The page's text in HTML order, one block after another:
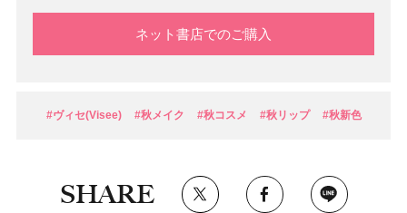
ネット書店でのご購入
#ヴィセ(Visee) #秋メイク #秋コスメ #秋リップ #秋新色
SHARE